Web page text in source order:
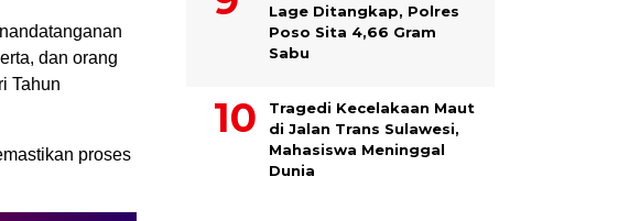
dan orang
Tahun
proses
Lage Ditangkap, Polres
Poso Sita 4,66 Gram
Sabu
Tragedi Kecelakaan Maut
di Jalan Trans Sulawesi,
Mahasiswa Meninggal
Dunia